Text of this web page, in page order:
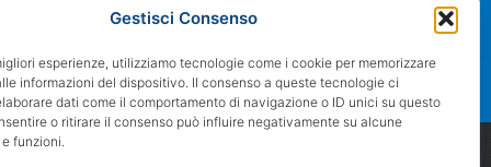
Gestisci Consenso
esperienze, utilizziamo tecnologie come i cookie per memorizzare
informazioni del dispositivo. Il consenso a queste tecnologie ci
dati come il comportamento di navigazione o ID unici su questo
o ritirare il consenso può influire negativamente su alcune
funzioni.
| Powered by Proweb | Privacy & Cookie policy | Sitemap